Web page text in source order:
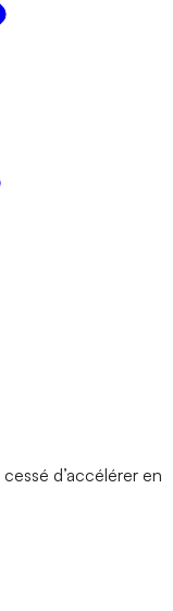
d’accélérer en